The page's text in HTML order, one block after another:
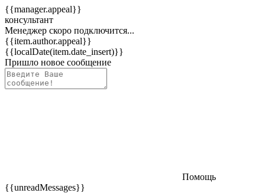
{{manager.appeal}}
консультант
Менеджер скоро подключится...
{{item.author.appeal}}
{{localDate(item.date_insert)}}
Пришло новое сообщение
Помощь
{{unreadMessages}}